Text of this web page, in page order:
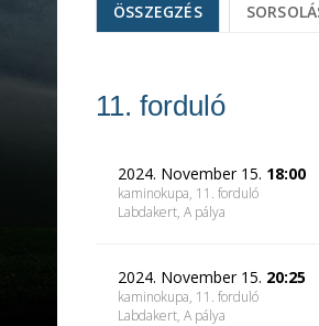
ÖSSZEGZÉS
11. forduló
2024. November 15. 18:00
kaminokupa, 11. forduló
Labdakert, A pálya
2024. November 15. 20:25
kaminokupa, 11. forduló
Labdakert, A pálya